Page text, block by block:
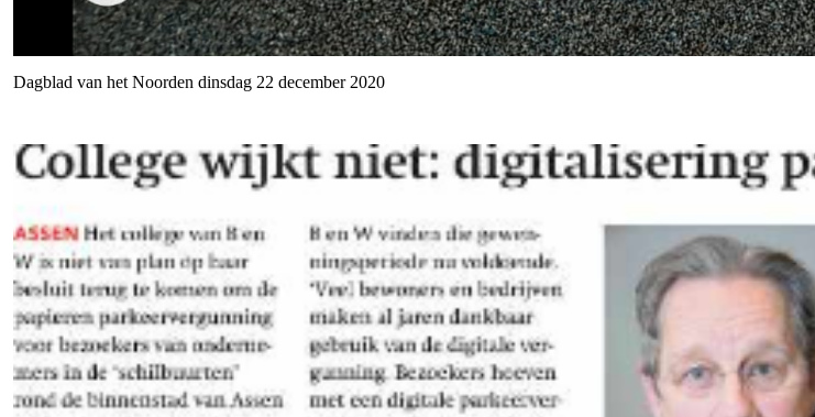
Dagblad van het Noorden dinsdag 22 december 2020